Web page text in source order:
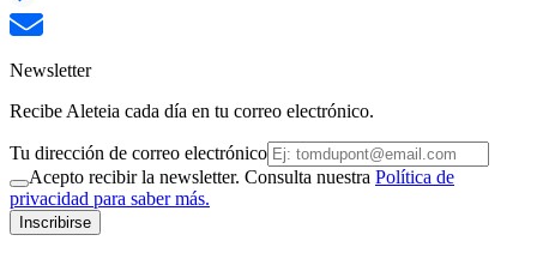
Newsletter
Recibe Aleteia cada día en tu correo electrónico.
Tu dirección de correo electrónico
Acepto recibir la newsletter. Consulta nuestra Política de
privacidad para saber más.
Inscribirse